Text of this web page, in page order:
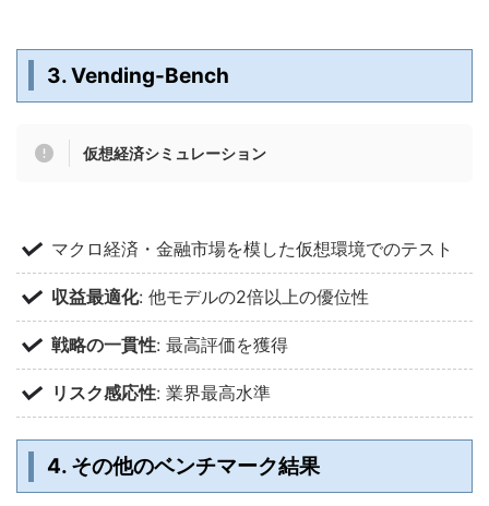
3. Vending-Bench
仮想経済シミュレーション
マクロ経済・金融市場を模した仮想環境でのテスト
収益最適化: 他モデルの2倍以上の優位性
戦略の一貫性: 最高評価を獲得
リスク感応性: 業界最高水準
4. その他のベンチマーク結果